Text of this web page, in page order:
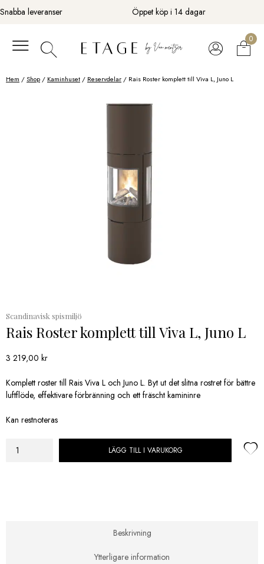
Fortsätt
till
Snabba leveranser Öppet köp i 14 dagar
0
Hem /Shop / Kaminhuset / Reservdelar / Rais Roster komplett till Viva L, Juno L
Scandinavisk spismiljö
Rais Roster komplett till Viva L, Juno L
3 219,00 kr
Komplett roster till Rais Viva L och Juno L. Byt ut det slitna rostret för bättre
luftflöde, effektivare förbränning och ett fräscht kamininre
Kan restnoteras
Rais
LÄGG TILL I VARUKORG
Beskrivning
Ytterligare information